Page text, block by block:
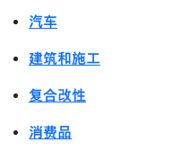
汽车
建筑和施工
复合改性
消费品